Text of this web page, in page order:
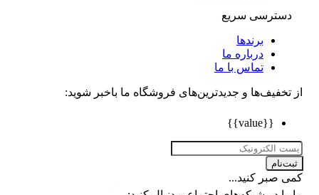
دسترسی سریع
برندها
درباره ما
تماس با ما
تخفیف‌ها و جدیدترین‌های فروشگاه ما باخبر شوید:
صبر کنید...